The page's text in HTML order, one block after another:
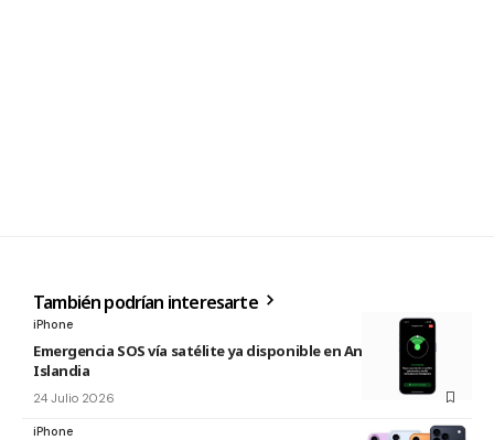
También podrían interesarte
iPhone
Emergencia SOS vía satélite ya disponible en Andorra e
Islandia
24 Julio 2026
iPhone